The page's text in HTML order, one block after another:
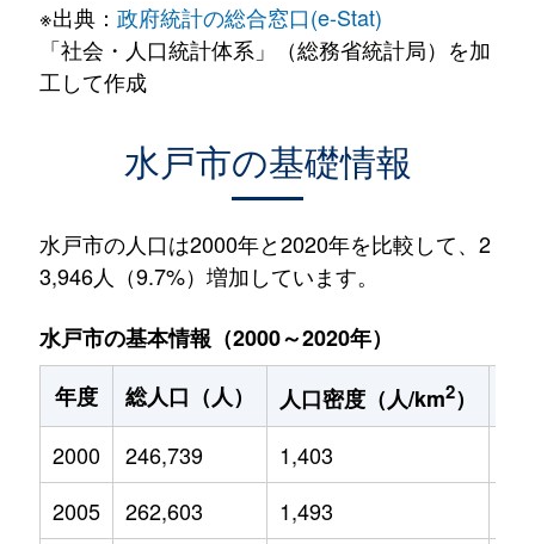
※出典： 政府統計の総合窓口(e-Stat)
「社会・人口統計体系」（総務省統計局）を加
工して作成
水戸市の基礎情報
水戸市の人口は2000年と2020年を比較して、2
3,946人（9.7%）増加しています。
水戸市の基本情報（2000～2020年）
年度
総人口（人） 人口密度（人/km2）
2000
246,739 1,403
2005
262,603 1,493